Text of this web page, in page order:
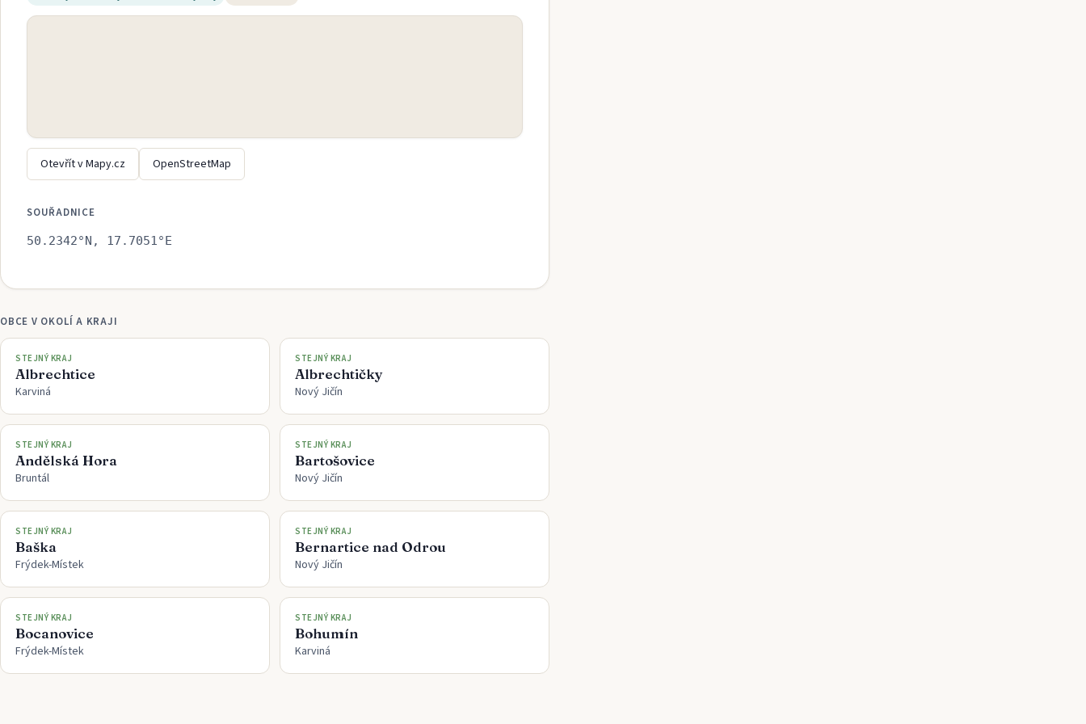
Otevřít v Mapy.cz OpenStreetMap
SOUŘADNICE
50.2342°N, 17.7051°E
OBCE V OKOLÍ A KRAJI
STEJNÝ KRAJ
Albrechtice
Karviná
STEJNÝ KRAJ
Albrechtičky
Nový Jičín
STEJNÝ KRAJ
Andělská Hora
Bruntál
STEJNÝ KRAJ
Bartošovice
Nový Jičín
STEJNÝ KRAJ
Baška
Frýdek-Místek
STEJNÝ KRAJ
Bernartice nad Odrou
Nový Jičín
STEJNÝ KRAJ
Bocanovice
Frýdek-Místek
STEJNÝ KRAJ
Bohumín
Karviná